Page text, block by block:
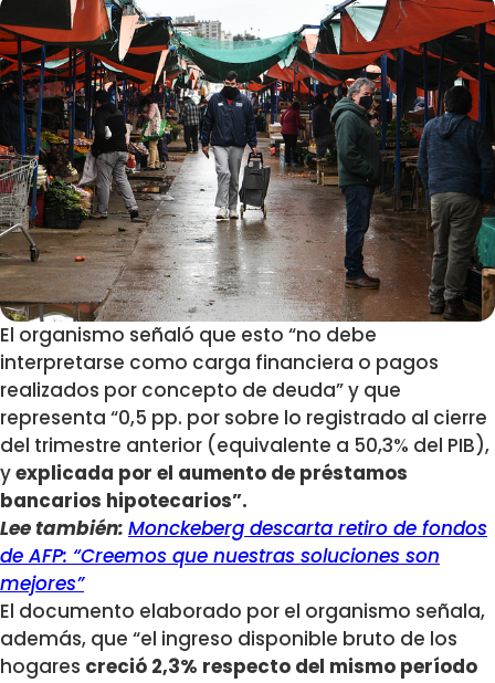
El organismo señaló que esto “no debe
interpretarse como carga financiera o pagos
realizados por concepto de deuda” y que
representa “0,5 pp. por sobre lo registrado al cierre
del trimestre anterior (equivalente a 50,3% del PIB),
yexplicada por el aumento de préstamos
bancarios hipotecarios”.
Lee también: Monckeberg descarta retiro de fondos
de AFP: “Creemos que nuestras soluciones son
mejores”
El documento elaborado por el organismo señala,
además, que “el ingreso disponible bruto de los
hogares creció 2,3% respecto del mismo período